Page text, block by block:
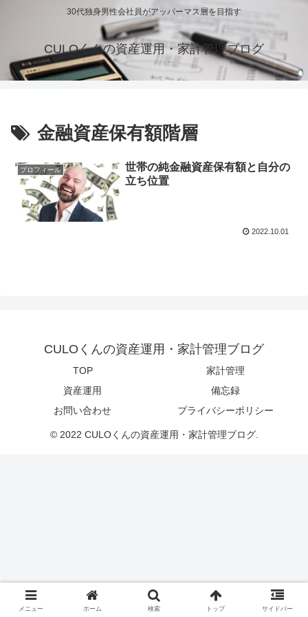
30代独身男性会社員がアッパーマス層を目指す
CULOくんの資産運用・家計管理ブログ
金融資産保有額階層
プロフィール
世帯の純金融資産保有額と自分の
立ち位置
2022.10.01
CULOくんの資産運用・家計管理ブログ
TOP
家計管理
資産運用
備忘録
お問い合わせ
プライバシーポリシー
© 2022 CULOくんの資産運用・家計管理ブログ.
メニュー ホーム 検索 トップ サイドバー